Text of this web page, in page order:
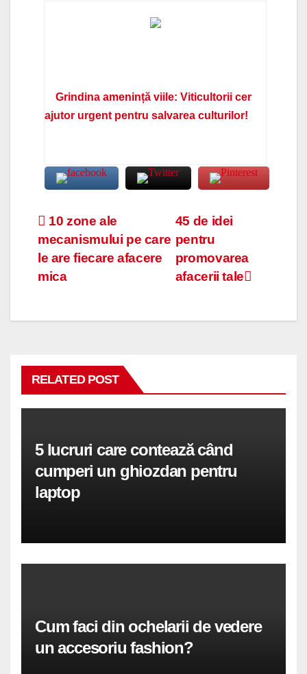
Grindina amenință viile: Viticultorii cer
ajutor urgent pentru salvarea culturilor!
Navigare
în
articole
45 de idei
pentru
promovarea
afacerii tale
10 zone ale
mecanismului pe care
le are fiecare afacere
mica
RELATED POST
5 lucruri care contează când
cumperi un ghiozdan pentru
laptop
Cum faci din ochelarii de vedere
un accesoriu fashion?